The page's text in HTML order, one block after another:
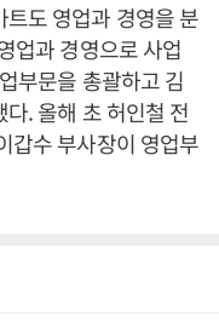
도 영업과 경영을 분
업과 경영으로 사업
부문을 총괄하고 김
. 올해 초 허인철 전
갑수 부사장이 영업부